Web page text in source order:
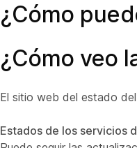
¿Cómo
¿Cómo veo
El sitio web del estado
Estados de los servicios